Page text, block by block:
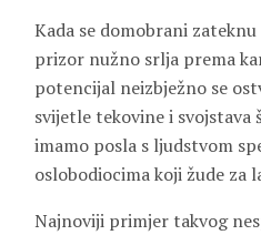
Kada se domobrani
prizor nužno srlja prema
potencijal neizbježno se
svijetle tekovine i svojstava
imamo posla s ljudstvom
oslobodiocima koji žude za
Najnoviji primjer takvog